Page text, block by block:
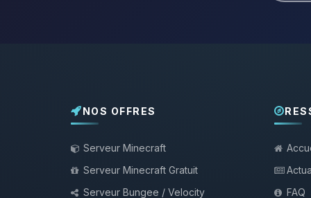
NOS OFFRES
Serveur Minecraft
Serveur Minecraft Gratuit
Serveur Bungee / Velocity
FAQ